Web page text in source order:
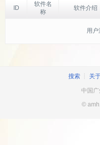
ID
软件名
称
软件介绍
用
搜索┊ 关
中国
©